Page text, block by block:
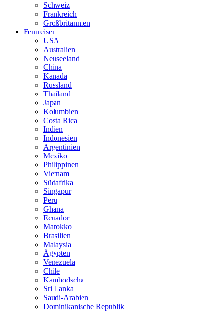
Schweiz
Frankreich
Großbritannien
Fernreisen
USA
Australien
Neuseeland
China
Kanada
Russland
Thailand
Japan
Kolumbien
Costa Rica
Indien
Indonesien
Argentinien
Mexiko
Philippinen
Vietnam
Südafrika
Singapur
Peru
Ghana
Ecuador
Marokko
Brasilien
Malaysia
Ägypten
Venezuela
Chile
Kambodscha
Sri Lanka
Saudi-Arabien
Dominikanische Republik